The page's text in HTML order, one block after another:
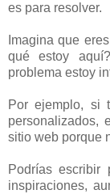
es para resolver.
Imagina que
qué estoy
problema estoy
Por ejemplo, si
personalizados,
sitio web porque
Podrías escribir
inspiraciones,